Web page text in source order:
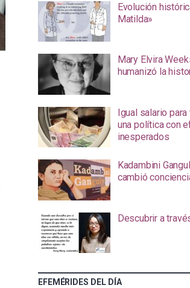
Evolución
Matilda»
Mary Elvira
humanizó la
Igual salario
una política con
inesperados
Kadambini
cambió
Descubrir a
EFEMÉRIDES DEL DÍA